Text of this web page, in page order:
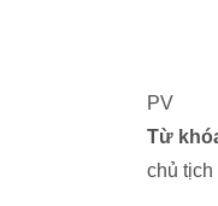
PV
Từ
chủ tịch